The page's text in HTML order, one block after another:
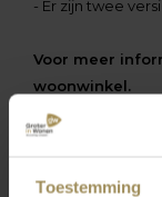
Toestemming
- Er zijn twee
Voor meer
woonwinkel.
Meer producten
Wandkraft